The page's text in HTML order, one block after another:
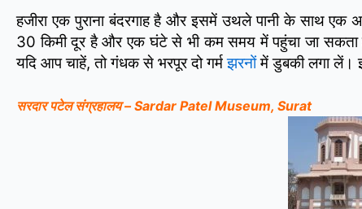
हजीरा एक पुराना बंदरगाह है और इसमें उथले पानी के साथ एक
30 किमी दूर है और एक घंटे से भी कम समय में पहुंचा जा सकता
यदि आप चाहें, तो गंधक से भरपूर दो गर्मझरनोंमें डुबकी लगा लें।
सरदार पटेल संग्रहालय – Sardar Patel Museum, Surat